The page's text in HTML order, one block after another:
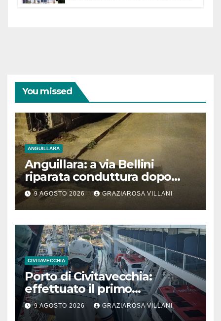
You missed
ANGUILLARA
Anguillara: a via Bellini
riparata conduttura dopo
segnalazione IdD
9 AGOSTO 2026 GRAZIAROSA VILLANI
CIVITAVECCHIA
Porto di Civitavecchia:
effettuato il primo
rifornimento di GNL ad una
nave da crociera
9 AGOSTO 2026 GRAZIAROSA VILLANI